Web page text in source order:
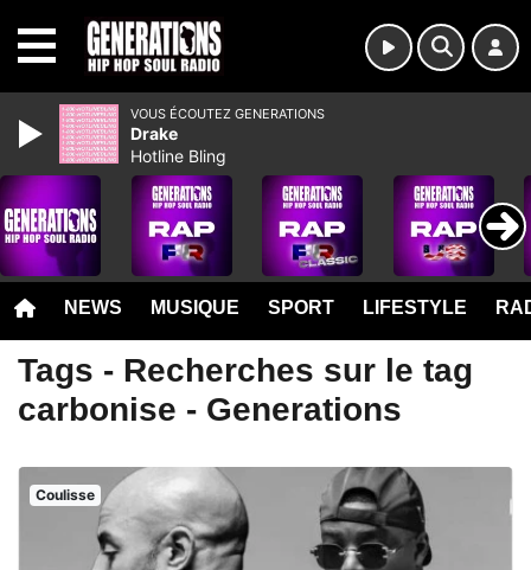
NEWS MUSIQUE SPORT LIFESTYLE
Tags - Recherches sur le tag
carbonise - Generations
Coulisse
VOUS ÉCOUTEZ GENERATIONS
Drake
Hotline Bling